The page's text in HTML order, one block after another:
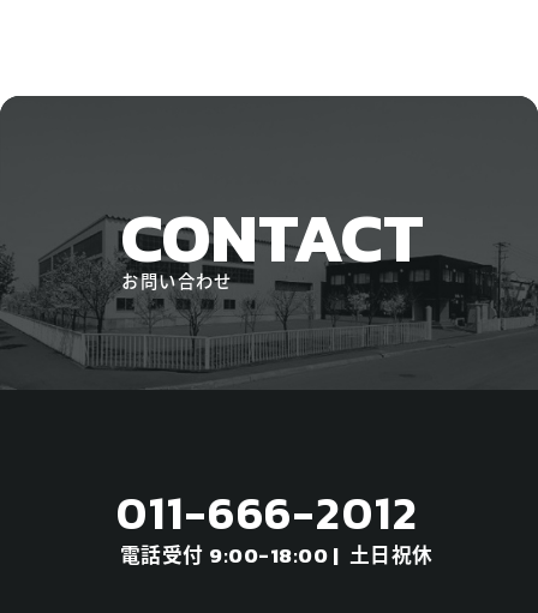
CONTACT
お問い合わせ
011-666-2012
電話受付 9:00-18:00 | 土日祝休